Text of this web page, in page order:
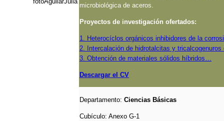
microbiológica de aceros.
Proyectos de investigación ofertados:
1. Heterocíclos orgánicos inhibidores de la
2. Intercalación de hidrotalcitas y
3. Obtención de materiales sólidos híbridos…
Descargar el CV
Departamento: Ciencias Básicas
Cubículo: Anexo G-1